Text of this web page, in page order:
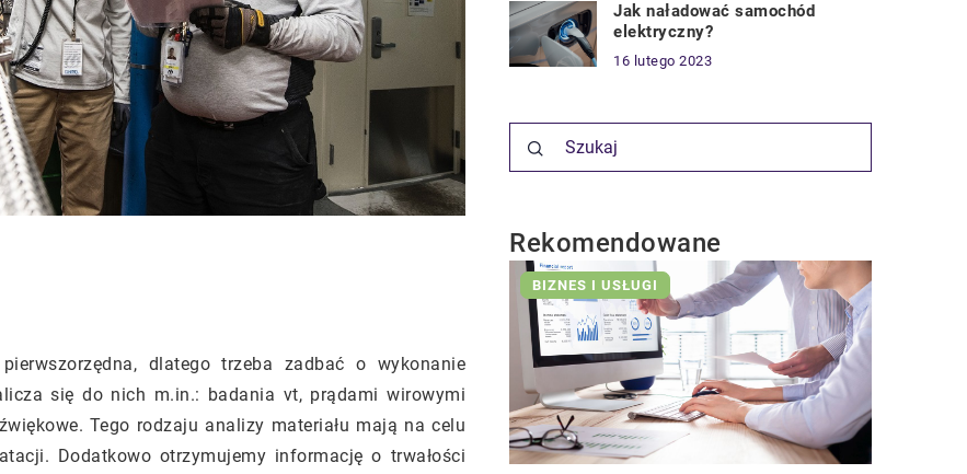
dlatego trzeba zadbać o wykonanie
się do nich m.in.: badania vt, prądami wirowymi
Tego rodzaju analizy materiału mają na celu
Dodatkowo otrzymujemy informację o trwałości
Jak naładować samochód
elektryczny?
16 lutego 2023
Rekomendowane
BIZNES I USŁUGI